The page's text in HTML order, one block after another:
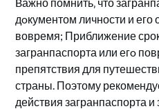
дoкументом личности и
вовремя; Приближение
загранпаспорта или егo
препятствия для
страны.​ Поэтому
действия загранпаспорта и